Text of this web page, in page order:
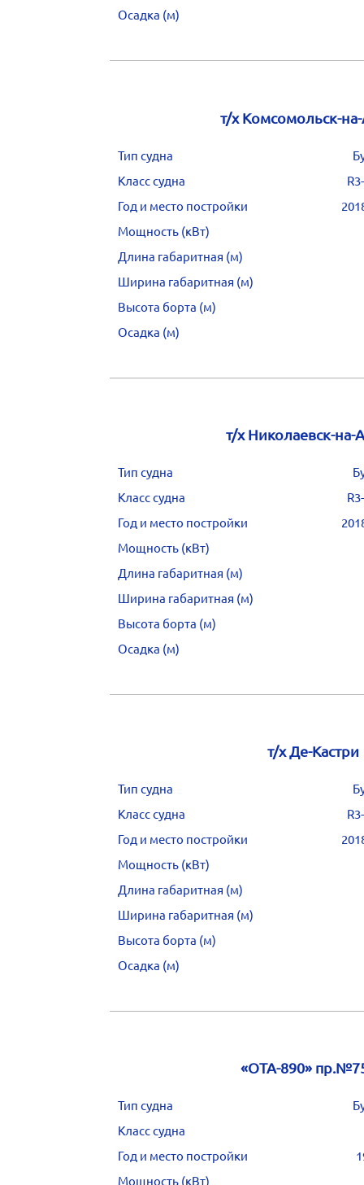
Осадка (м)
т/х Комсомольск-
Тип судна
Класс судна
Год и место постройки
Мощность (кВт)
Длина габаритная (м)
Ширина габаритная (м)
Высота борта (м)
Осадка (м)
т/х Николаевск-на-
Тип судна
Класс судна
Год и место постройки
Мощность (кВт)
Длина габаритная (м)
Ширина габаритная (м)
Высота борта (м)
Осадка (м)
т/х Де-Кастри
Тип судна
Класс судна
Год и место постройки
Мощность (кВт)
Длина габаритная (м)
Ширина габаритная (м)
Высота борта (м)
Осадка (м)
«ОТА-890»
Тип судна
Класс судна
Год и место постройки
Мощность (кВт)